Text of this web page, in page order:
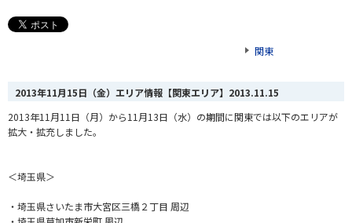
関東
2013年11月15日（金）エリア情報【関東エリア】 2013.11.15
2013年11月11日（月）から11月13日（水）の期間に関東では以下のエリアが
拡大・拡充しました。
＜埼玉県＞
・埼玉県さいたま市大宮区三橋２丁目 周辺